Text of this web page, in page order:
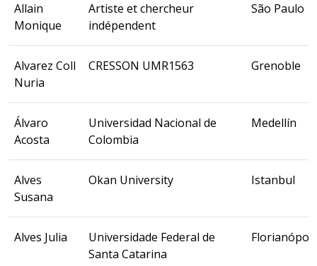
Allain
Monique
Artiste et chercheur
indépendent
São Paulo
Alvarez Coll
Nuria
CRESSON UMR1563 Grenoble
Álvaro
Acosta
Universidad Nacional de
Colombia
Medellín
Alves
Susana
Okan University Istanbul
Alves Julia
Universidade Federal de
Santa Catarina